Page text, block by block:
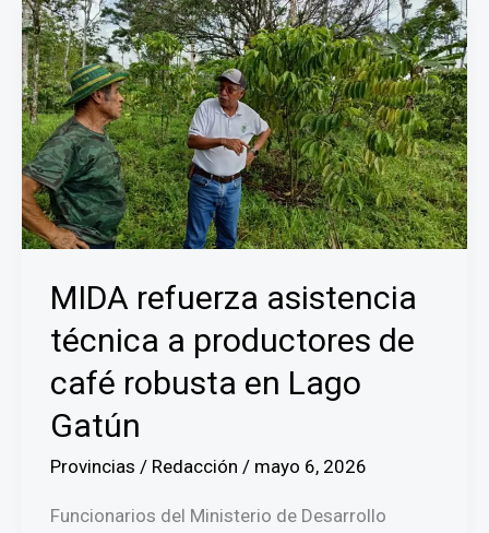
Bocas
del
Toro:
más
de
5
mil
empleos
recuperados
exportaciones
en
camino
MIDA refuerza asistencia
técnica a productores de
café robusta en Lago
Gatún
Provincias / Redacción / mayo 6, 2026
Funcionarios del Ministerio de Desarrollo